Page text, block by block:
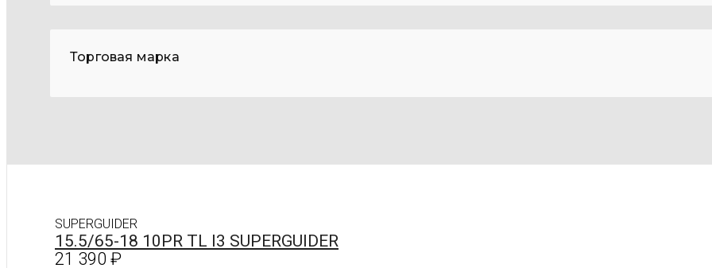
Торговая марка
SUPERGUIDER
15.5/65-18 10PR TL I3 SUPERGUIDER
21 390 ₽